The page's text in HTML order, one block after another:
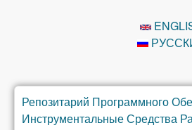
You are here
Репозитарий Программного
Инструментальные Средства